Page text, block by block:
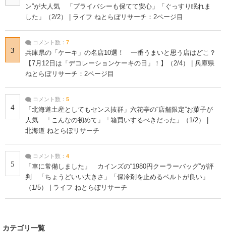
ン”が大人気 「プライバシーも保てて安心」「ぐっすり眠れま
した」（2/2） | ライフ ねとらぼリサーチ：2ページ目
3
コメント数： 7
兵庫県の「ケーキ」の名店10選！ 一番うまいと思う店はどこ？
【7月12日は「デコレーションケーキの日」！】（2/4） | 兵庫県
ねとらぼリサーチ：2ページ目
4
コメント数： 5
「北海道土産としてもセンス抜群」六花亭の“店舗限定”お菓子が
人気 「こんなの初めて」「箱買いするべきだった」（1/2） |
北海道 ねとらぼリサーチ
5
コメント数： 4
「車に常備しました」 カインズの“1980円クーラーバッグ”が評
判 「ちょうどいい大きさ」「保冷剤を止めるベルトが良い」
（1/5） | ライフ ねとらぼリサーチ
カテゴリ一覧